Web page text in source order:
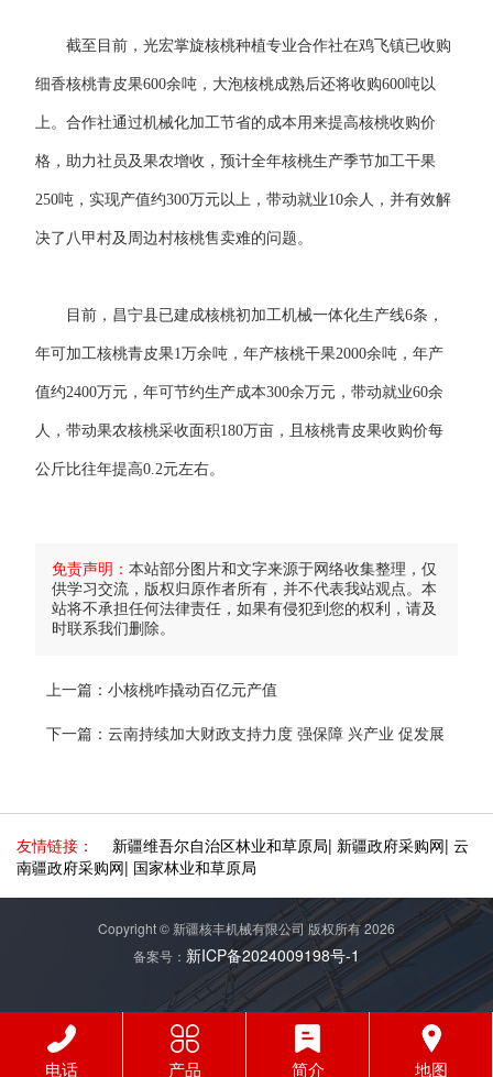
截至目前，光宏掌旋核桃种植专业合作社在鸡飞镇已收购
细香核桃青皮果600余吨，大泡核桃成熟后还将收购600吨以
上。合作社通过机械化加工节省的成本用来提高核桃收购价
格，助力社员及果农增收，预计全年核桃生产季节加工干果
250吨，实现产值约300万元以上，带动就业10余人，并有效解
决了八甲村及周边村核桃售卖难的问题。
目前，昌宁县已建成核桃初加工机械一体化生产线6条，
年可加工核桃青皮果1万余吨，年产核桃干果2000余吨，年产
值约2400万元，年可节约生产成本300余万元，带动就业60余
人，带动果农核桃采收面积180万亩，且核桃青皮果收购价每
公斤比往年提高0.2元左右。
免责声明： 本站部分图片和文字来源于网络收集整理，仅
供学习交流，版权归原作者所有，并不代表我站观点。本
站将不承担任何法律责任，如果有侵犯到您的权利，请及
时联系我们删除。
上一篇： 小核桃咋撬动百亿元产值
下一篇： 云南持续加大财政支持力度 强保障 兴产业 促发展
友情链接： 新疆维吾尔自治区林业和草原局| 新疆政府采购网| 云
南疆政府采购网| 国家林业和草原局
Copyright © 新疆核丰机械有限公司 版权所有 2026
备案号： 新ICP备2024009198号-1
电话 产品 简介 地图